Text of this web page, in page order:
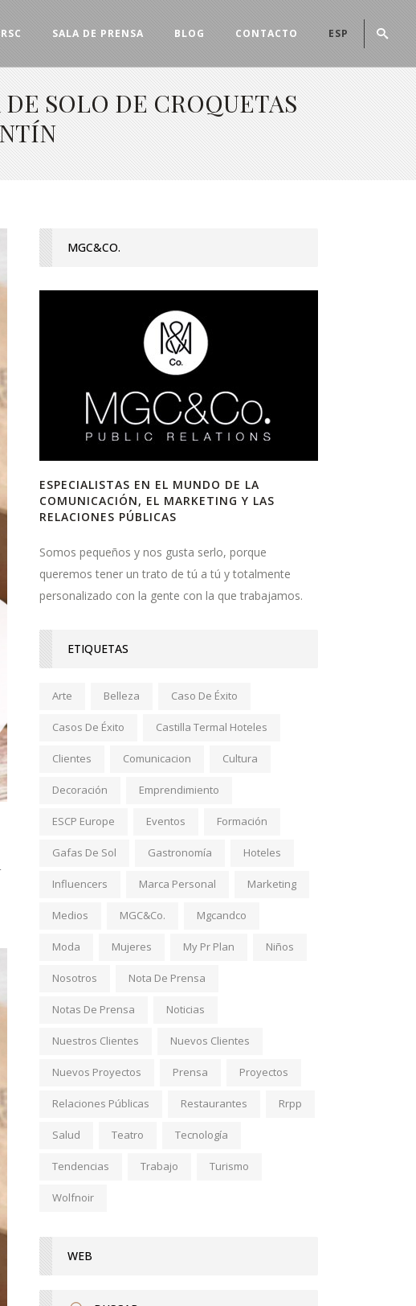
RSC SALA DE PRENSA BLOG CONTACTO ESP
SOLO DE CROQUETAS
MGC&CO.
ESPECIALISTAS EN EL MUNDO DE LA
COMUNICACIÓN, EL MARKETING Y LAS
RELACIONES PÚBLICAS
Somos pequeños y nos gusta serlo, porque
queremos tener un trato de tú a tú y totalmente
personalizado con la gente con la que trabajamos.
ETIQUETAS
Arte Belleza Caso De Éxito
Casos De Éxito Castilla Termal Hoteles
Clientes Comunicacion Cultura
Decoración Emprendimiento
ESCP Europe Eventos Formación
Gafas De Sol Gastronomía Hoteles
Influencers Marca Personal Marketing
Medios MGC&Co. Mgcandco
Moda Mujeres My Pr Plan Niños
Nosotros Nota De Prensa
Notas De Prensa Noticias
Nuestros Clientes Nuevos Clientes
Nuevos Proyectos Prensa Proyectos
Relaciones Públicas Restaurantes Rrpp
Salud Teatro Tecnología
Tendencias Trabajo Turismo
Wolfnoir
WEB